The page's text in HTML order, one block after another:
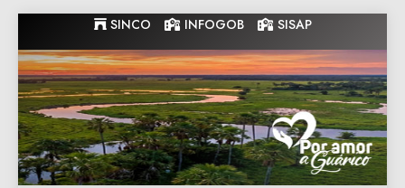
to
content
SINCO INFOGOB SISAP
Gobernacion
de Guarico
Gobernacion de Guarico